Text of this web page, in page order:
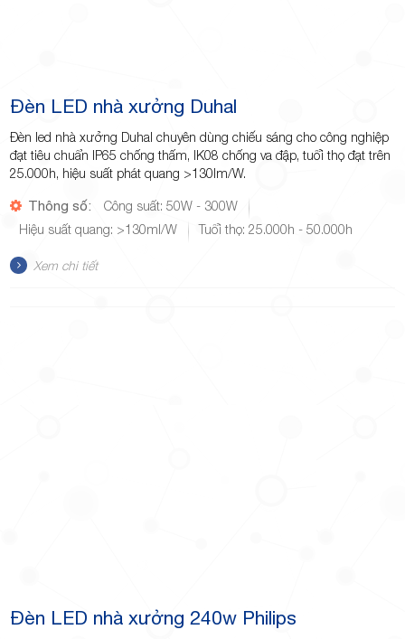
Đèn LED nhà xưởng Duhal
Đèn led nhà xưởng Duhal chuyên dùng chiếu sáng cho công nghiệp
đạt tiêu chuẩn IP65 chống thấm, IK08 chống va đập, tuổi thọ đạt trên
25.000h, hiệu suất phát quang >130lm/W.
Thông số:
Công suất: 50W - 300W
Hiệu suất quang: >130ml/W
Tuổi thọ: 25.000h - 50.000h
Xem chi tiết
Đèn LED nhà xưởng 240w Philips